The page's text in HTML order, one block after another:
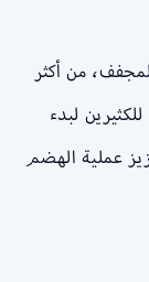
من أكثر
لبدء
عملية الهضم